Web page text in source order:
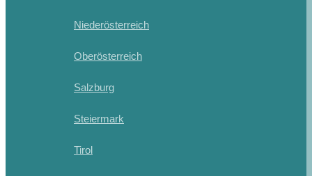
Niederösterreich
Oberösterreich
Salzburg
Steiermark
Tirol